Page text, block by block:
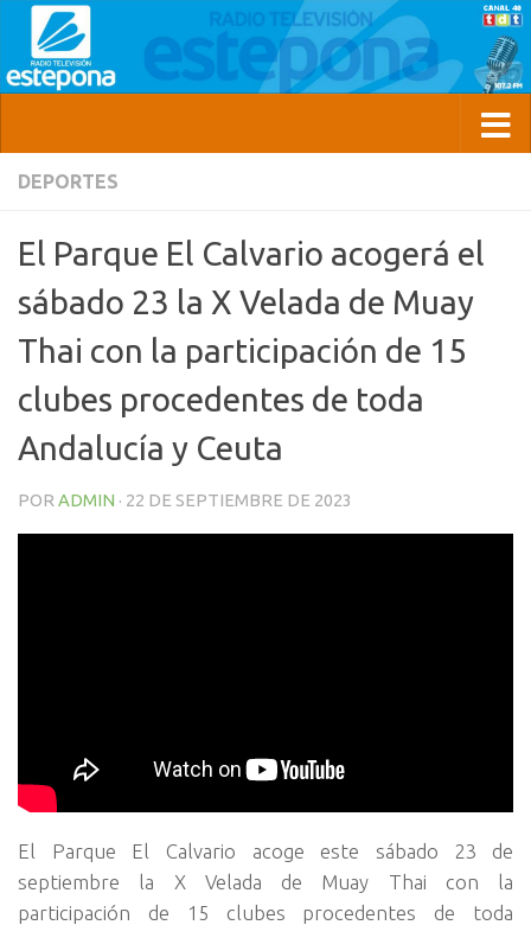
DEPORTES
El Parque El Calvario acogerá el
sábado 23 la X Velada de Muay
Thai con la participación de 15
clubes procedentes de toda
Andalucía y Ceuta
POR ADMIN · 22 DE SEPTIEMBRE DE 2023
El Parque El Calvario acoge este sábado 23 de
septiembre la X Velada de Muay Thai con la
participación de 15 clubes procedentes de toda